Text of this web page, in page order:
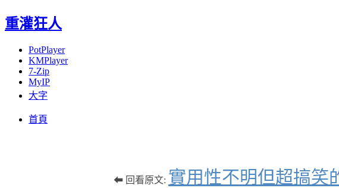
重灌狂人
PotPlayer
KMPlayer
7-Zip
MyIP
大字
首頁
⬅ 回看原文: 實用性不明但超搞笑